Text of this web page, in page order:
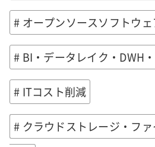
# オープンソースソフトウェ
# BI・データレイク・DWH
# ITコスト削減
# クラウドストレージ・フ